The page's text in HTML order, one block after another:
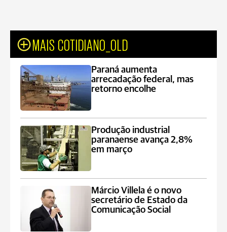
MAIS COTIDIANO_OLD
Paraná aumenta
arrecadação federal, mas
retorno encolhe
Produção industrial
paranaense avança 2,8%
em março
Márcio Villela é o novo
secretário de Estado da
Comunicação Social